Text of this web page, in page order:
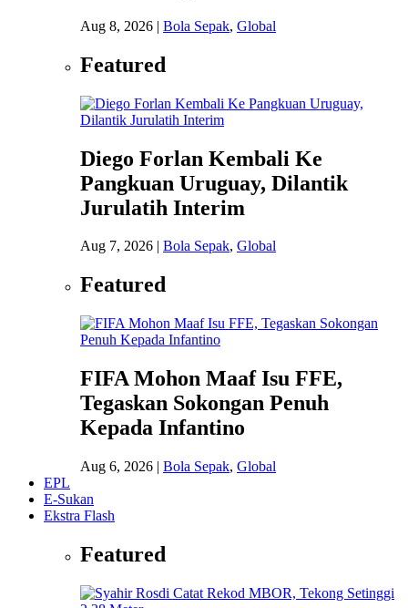
Aug 8, 2026 | Bola Sepak, Global
Featured
Diego Forlan Kembali Ke
Pangkuan Uruguay, Dilantik
Jurulatih Interim
Aug 7, 2026 | Bola Sepak, Global
Featured
FIFA Mohon Maaf Isu FFE,
Tegaskan Sokongan Penuh
Kepada Infantino
Aug 6, 2026 | Bola Sepak, Global
EPL
E-Sukan
Ekstra Flash
Featured